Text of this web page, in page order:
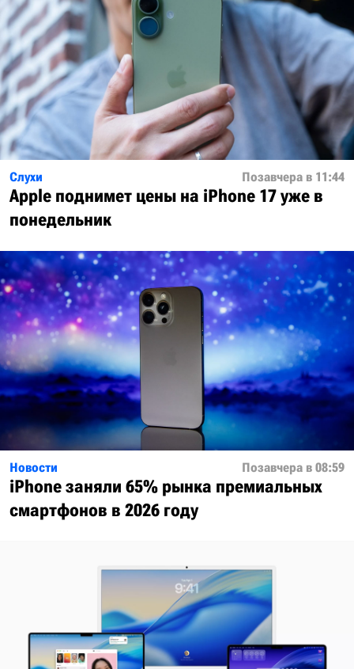
Слухи Позавчера в 11:44
Apple поднимет цены на iPhone 17 уже в
понедельник
Новости Позавчера в 08:59
iPhone заняли 65% рынка премиальных
смартфонов в 2026 году